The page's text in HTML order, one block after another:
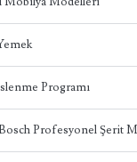
Programı
Profesyonel Şerit